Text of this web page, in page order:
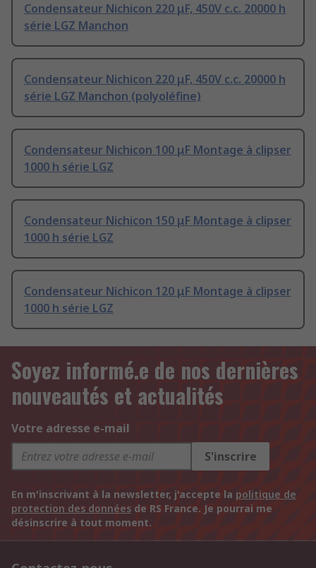
Condensateur Nichicon 220 μF, 450V c.c. 20000 h
série LGZ Manchon
Condensateur Nichicon 220 μF, 450V c.c. 20000 h
série LGZ Manchon (polyoléfine)
Condensateur Nichicon 100 μF Montage à clipser
1000 h série LGZ
Condensateur Nichicon 150 μF Montage à clipser
1000 h série LGZ
Condensateur Nichicon 120 μF Montage à clipser
1000 h série LGZ
Soyez informé.e de nos dernières
nouveautés et actualités
Votre adresse e-mail
S'inscrire
En m'inscrivant à la newsletter, j'accepte la politique de
protection des données de RS France. Je pourrai me
désinscrire à tout moment.